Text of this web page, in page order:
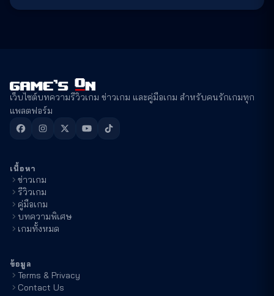
เว็บไซต์บทความรีวิวเกม ข่าวเกม และคู่มือเกม สำหรับคนรักเกมทุก
แพลตฟอร์ม
เนื้อหา
ข่าวเกม
รีวิวเกม
คู่มือเกม
บทความพิเศษ
เกมทั้งหมด
ข้อมูล
Terms & Privacy
Contact Us